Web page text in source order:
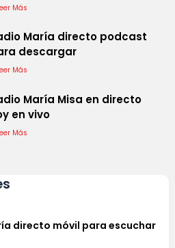
Más
María directo podcast
descargar
Más
María Misa en directo
en vivo
Más
directo móvil para escuchar